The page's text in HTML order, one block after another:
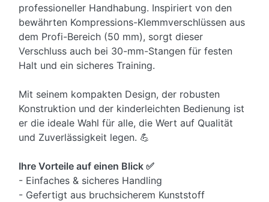
professioneller Handhabung. Inspiriert von den
bewährten Kompressions-Klemmverschlüssen aus
dem Profi-Bereich (50 mm), sorgt dieser
Verschluss auch bei 30-mm-Stangen für festen
Halt und ein sicheres Training.
Mit seinem kompakten Design, der robusten
Konstruktion und der kinderleichten Bedienung ist
er die ideale Wahl für alle, die Wert auf Qualität
und Zuverlässigkeit legen. 💪
Ihre Vorteile auf einen Blick ✅
- Einfaches & sicheres Handling
- Gefertigt aus bruchsicherem Kunststoff